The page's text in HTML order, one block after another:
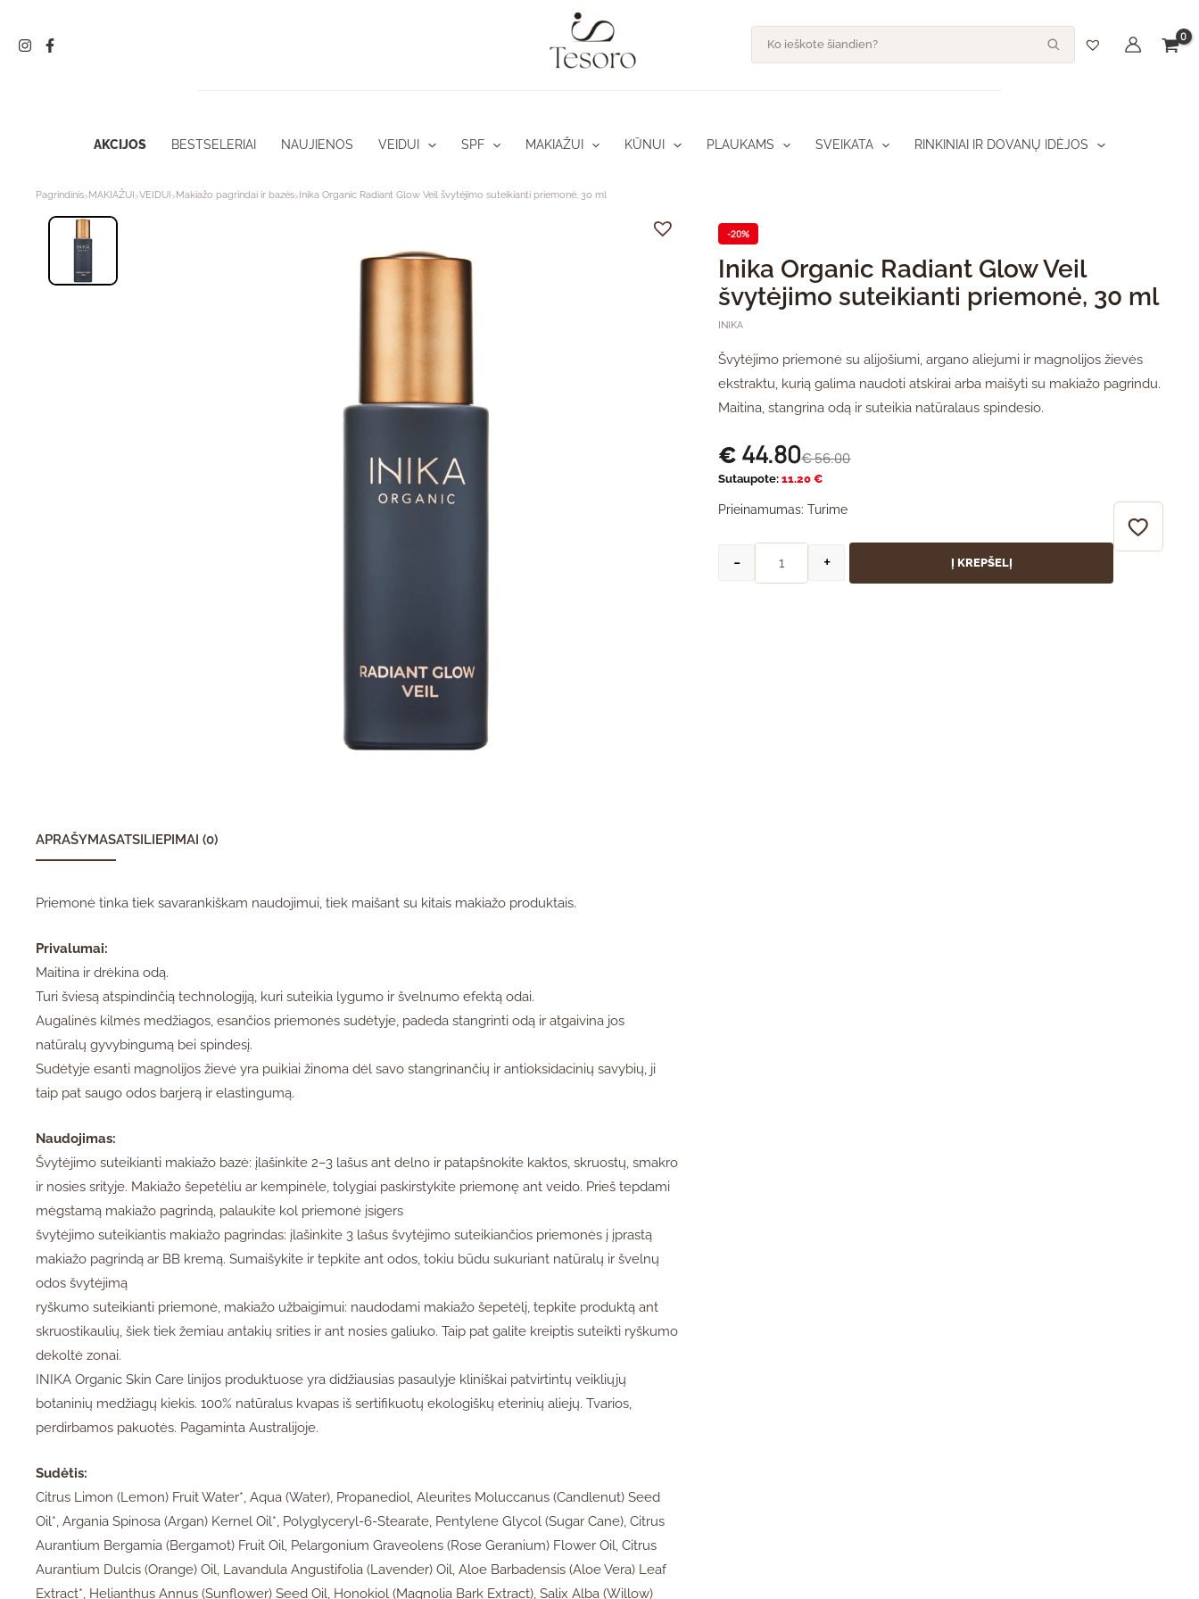
turinio
search
AKCIJOS BESTSELERIAI NAUJIENOS VEIDUI SPF MAKIAŽUI KŪNUI PLAUKAMS SVEIKATA RINKINIAI IR DOVANŲ IDĖJOS
Pagrindinis›MAKIAŽUI›VEIDUI›Makiažo pagrindai ir bazės›Inika Organic Radiant Glow Veil švytėjimo suteikianti priemonė, 30 ml
-20%
Inika Organic Radiant Glow Veil
švytėjimo suteikianti priemonė, 30 ml
INIKA
Švytėjimo priemonė su alijošiumi, argano aliejumi ir magnolijos žievės
ekstraktu, kurią galima naudoti atskirai arba maišyti su makiažo pagrindu.
Maitina, stangrina odą ir suteikia natūralaus spindesio.
€ 44.80€56.00
Sutaupote:11.20 €
Prieinamumas: Turime
- + Į KREPŠELĮ
APRAŠYMASATSILIEPIMAI (0)
Priemonė tinka tiek savarankiškam naudojimui, tiek maišant su kitais makiažo produktais.
Privalumai:
Maitina ir drėkina odą.
Turi šviesą atspindinčią technologiją, kuri suteikia lygumo ir švelnumo efektą odai.
Augalinės kilmės medžiagos, esančios priemonės sudėtyje, padeda stangrinti odą ir atgaivina jos
natūralų gyvybingumą bei spindesį.
Sudėtyje esanti magnolijos žievė yra puikiai žinoma dėl savo stangrinančių ir antioksidacinių savybių, ji
taip pat saugo odos barjerą ir elastingumą.
Naudojimas:
Švytėjimo suteikianti makiažo bazė: įlašinkite 2–3 lašus ant delno ir patapšnokite kaktos, skruostų, smakro
ir nosies srityje. Makiažo šepetėliu ar kempinėle, tolygiai paskirstykite priemonę ant veido. Prieš tepdami
mėgstamą makiažo pagrindą, palaukite kol priemonė įsigers
švytėjimo suteikiantis makiažo pagrindas: įlašinkite 3 lašus švytėjimo suteikiančios priemonės į įprastą
makiažo pagrindą ar BB kremą. Sumaišykite ir tepkite ant odos, tokiu būdu sukuriant natūralų ir švelnų
odos švytėjimą
ryškumo suteikianti priemonė, makiažo užbaigimui: naudodami makiažo šepetėlį, tepkite produktą ant
skruostikaulių, šiek tiek žemiau antakių srities ir ant nosies galiuko. Taip pat galite kreiptis suteikti ryškumo
dekoltė zonai.
INIKA Organic Skin Care linijos produktuose yra didžiausias pasaulyje kliniškai patvirtintų veikliųjų
botaninių medžiagų kiekis. 100% natūralus kvapas iš sertifikuotų ekologiškų eterinių aliejų. Tvarios,
perdirbamos pakuotės. Pagaminta Australijoje.
Sudėtis:
Citrus Limon (Lemon) Fruit Water*, Aqua (Water), Propanediol, Aleurites Moluccanus (Candlenut) Seed
Oil*, Argania Spinosa (Argan) Kernel Oil*, Polyglyceryl-6-Stearate, Pentylene Glycol (Sugar Cane), Citrus
Aurantium Bergamia (Bergamot) Fruit Oil, Pelargonium Graveolens (Rose Geranium) Flower Oil, Citrus
Aurantium Dulcis (Orange) Oil, Lavandula Angustifolia (Lavender) Oil, Aloe Barbadensis (Aloe Vera) Leaf
Extract*, Helianthus Annus (Sunflower) Seed Oil, Honokiol (Magnolia Bark Extract), Salix Alba (Willow)